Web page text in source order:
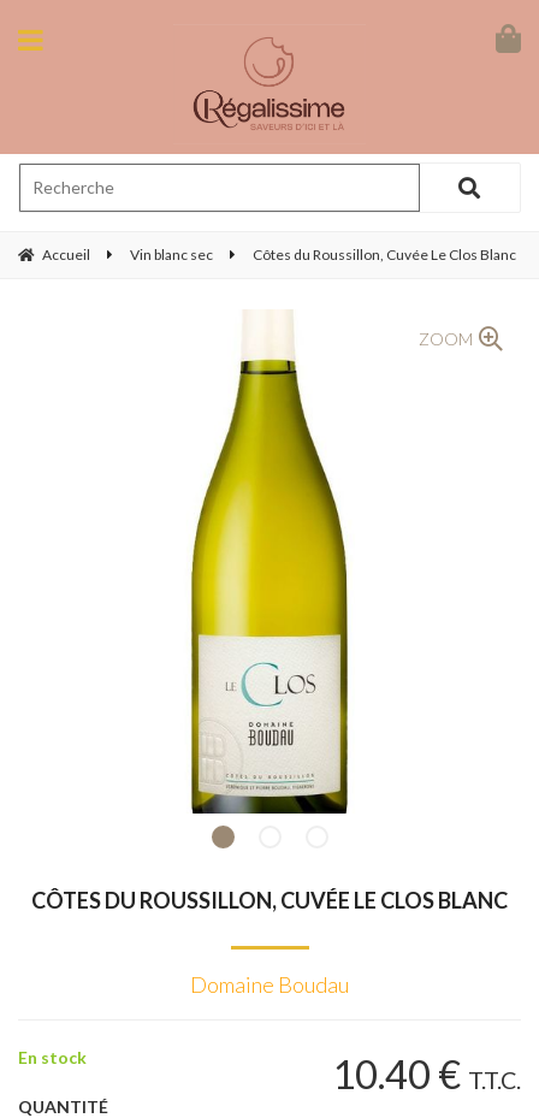
Accueil Vin blanc sec Côtes du Roussillon, Cuvée Le Clos Blanc
ZOOM
CÔTES DU ROUSSILLON, CUVÉE LE CLOS BLANC
Domaine Boudau
10.40 € T.T.C.
En stock
QUANTITÉ